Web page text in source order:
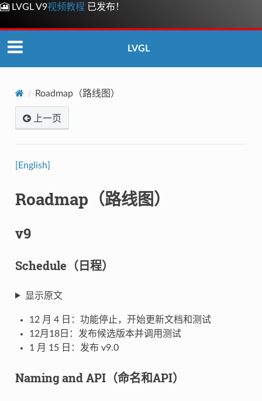
🎦 LVGL V9视频教程 已发布！
LVGL
Roadmap（路线图）
上一页
[English]
Roadmap（路线图）
v9
Schedule（日程）
显示原文
12 月 4 日：功能停止，开始更新文档和测试
12月18日：发布候选版本并调用测试
1 月 15 日：发布 v9.0
Naming and API（命名和API）